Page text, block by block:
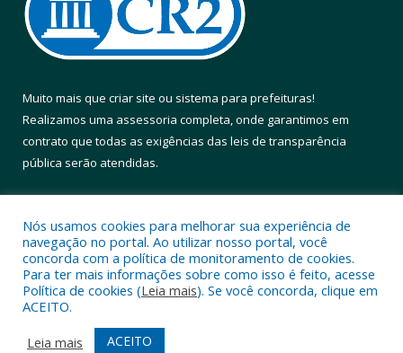
Muito mais que criar site ou sistema para prefeituras!
Realizamos uma assessoria completa, onde garantimos em
contrato que todas as exigências das leis de transparência
pública serão atendidas.
Todos os direitos reservados a Prefeitura Municipal de Altamira.
Mapa do Site
Acessar Área Administrativa
Nós usamos cookies para melhorar sua experiência de
navegação no portal. Ao utilizar nosso portal, você
concorda com a política de monitoramento de cookies.
Para ter mais informações sobre como isso é feito, acesse
Política de cookies (Leia mais). Se você concorda, clique em
ACEITO.
Leia mais
ACEITO